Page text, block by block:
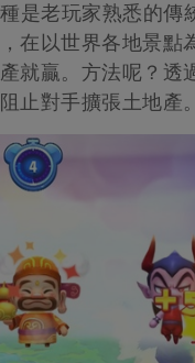
是老玩家熟悉的傳
在以世界各地景點
就贏。方法呢？透
止對手擴張土地產。